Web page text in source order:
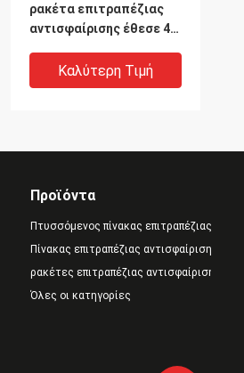
ρακέτα επιτραπέζιας
αντισφαίρισης έθεσε 4
Καλύτερη Τιμή
Προϊόντα
Πτυσσόμενος πίνακας επιτραπέζιας
Πίνακας επιτραπέζιας αντισφαίρισης
ρακέτες επιτραπέζιας αντισφαίρισης
Όλες οι κατηγορίες